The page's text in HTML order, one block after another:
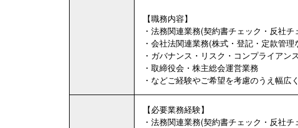
【職務内容】
・法務関連業務(契約書チェック・反社
・会社法関連業務(株式・登記・定款管理
・ガバナンス・リスク・コンプライアン
・取締役会・株主総会運営業務
・などご経験やご希望を考慮のうえ幅広
【必要業務経験】
・法務関連業務(契約書チェック・反社